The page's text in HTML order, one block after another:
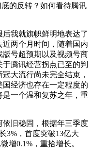
的反转？如何看待腾讯
我就旗帜鲜明地表达了
两个月时间，随着国内
号超预期以及视频号商
腾讯经营拐点已至的判
大流行尚未完全结束，
经济也存在一定程度的
一个温和复苏之年，重
旧稳固，根据年三季度
3%，首度突破13亿大
增0.1%，重拾增长。